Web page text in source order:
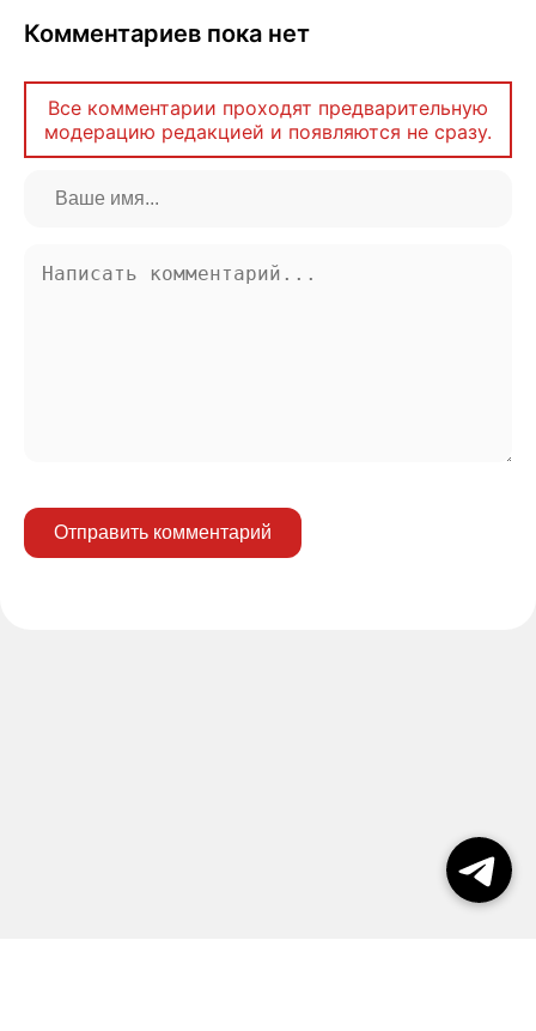
Комментариев пока нет
Все комментарии проходят предварительную
модерацию редакцией и появляются не сразу.
Отправить комментарий